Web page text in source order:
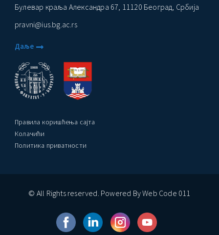
Булевар краља Александра 67, 11120 Београд, Србија
pravni@ius.bg.ac.rs
Даље
Правила коришћења сајта
Колачићи
Политика приватности
© All Rights reserved. Powered By Web Code 011